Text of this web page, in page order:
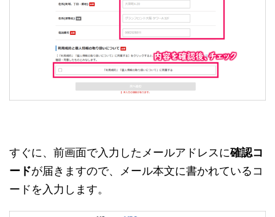
すぐに、前画面で入力したメールアドレスに確認コ
ードが届きますので、メール本文に書かれているコ
ードを入力します。